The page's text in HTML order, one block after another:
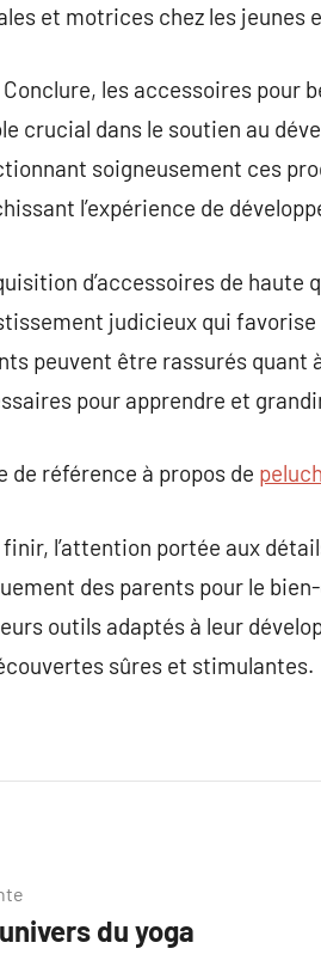
et motrices chez les jeunes
Conclure, les accessoires pour
crucial dans le soutien au
soigneusement ces
l’expérience de
d’accessoires de
judicieux qui
peuvent être rassurés quant
pour apprendre et
de référence à propos de
finir, l’attention portée aux
des parents pour le
outils adaptés à leur
sûres et stimulantes.
du yoga